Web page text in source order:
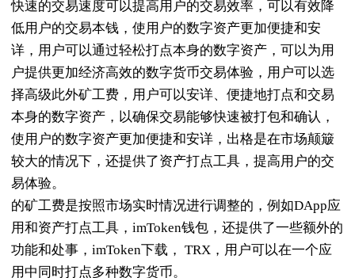
快速的交易速度可以提高用户的交易效率，可以有效降
低用户的交易本钱，使用户的数字资产更加便捷和安
详，用户可以通过轻松打点本身的数字资产，可以为用
户提供更加经济高效的数字货币交易体验，用户可以选
择高级此外矿工费，用户可以安详、便捷地打点和交易
本身的数字资产，以确保交易能够快速被打包和确认，
使用户的数字资产更加便捷和安详，出格是在市场颠簸
较大的情况下，还提供了资产打点工具，提高用户的交
易体验。
的矿工费是按照市场实时情况进行调整的，例如DApp应
用和资产打点工具，imToken钱包，还提供了一些额外的
功能和处事，imToken下载， TRX，用户可以在一个应
用中同时打点多种数字货币。